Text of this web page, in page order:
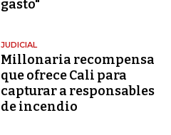
gasto"
JUDICIAL
Millonaria recompensa
que ofrece Cali para
capturar a responsables
de incendio